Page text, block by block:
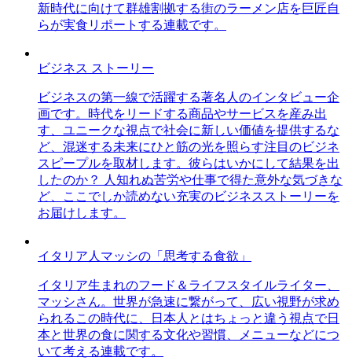
新時代に向けて群雄割拠する街のラーメン店を巨匠自
らが実食リポートする連載です。
ビジネス ストーリー
ビジネスの第一線で活躍する著名人のインタビュー企
画です。時代をリードする商品やサービスを産み出
す、ユニークな視点で社会に新しい価値を提供するな
ど、混迷する未来にひと筋の光を照らす注目のビジネ
スピープルを取材します。彼らはいかにして結果を出
したのか？ 人知れぬ苦労や仕事で得た意外な気づきな
ど、ここでしか読めない充実のビジネスストーリーを
お届けします。
イタリア人マッシの「思考する食欲」
イタリア生まれのフード＆ライフスタイルライター、
マッシさん。世界が急速に繋がって、広い視野が求め
られるこの時代に、日本人とはちょっと違う視点で日
本と世界の食に関する文化や習慣、メニューなどにつ
いて考える連載です。